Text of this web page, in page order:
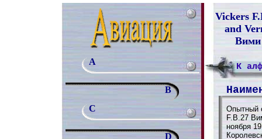
Vickers
and
Вими
A
B
C
D
К
Опытный
F.B.27
ноября